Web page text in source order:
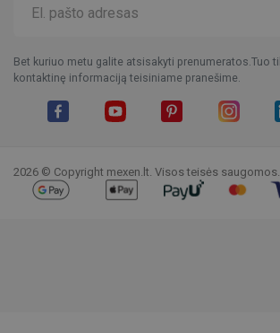
Bet kuriuo metu galite atsisakyti prenumeratos.Tuo
kontaktinę informaciją teisiniame pranešime.
2026 © Copyright mexen.lt. Visos teisės saugomos.